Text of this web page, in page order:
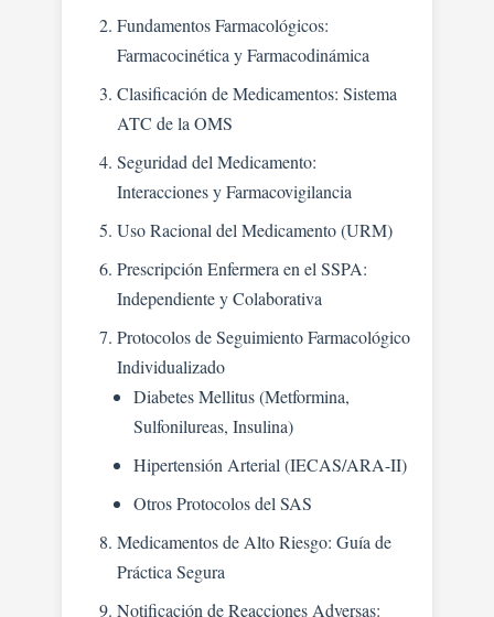
Fundamentos Farmacológicos:
Farmacocinética y Farmacodinámica
Clasificación de Medicamentos: Sistema
ATC de la OMS
Seguridad del Medicamento:
Interacciones y Farmacovigilancia
Uso Racional del Medicamento (URM)
Prescripción Enfermera en el SSPA:
Independiente y Colaborativa
Protocolos de Seguimiento Farmacológico
Individualizado
Diabetes Mellitus (Metformina,
Sulfonilureas, Insulina)
Hipertensión Arterial (IECAS/ARA-II)
Otros Protocolos del SAS
Medicamentos de Alto Riesgo: Guía de
Práctica Segura
Notificación de Reacciones Adversas: